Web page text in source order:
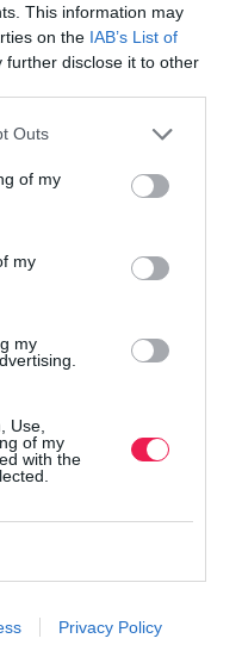
This information may
on the IAB’s List of
further disclose it to other
Outs
of my
my
my
Use,
of my
with the
Privacy Policy